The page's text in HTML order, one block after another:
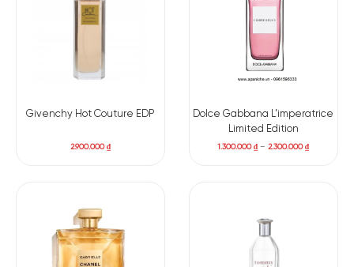
Givenchy Hot Couture EDP
2.900.000₫
Dolce Gabbana L’imperatrice
Limited Edition
1.300.000₫ –2.300.000₫